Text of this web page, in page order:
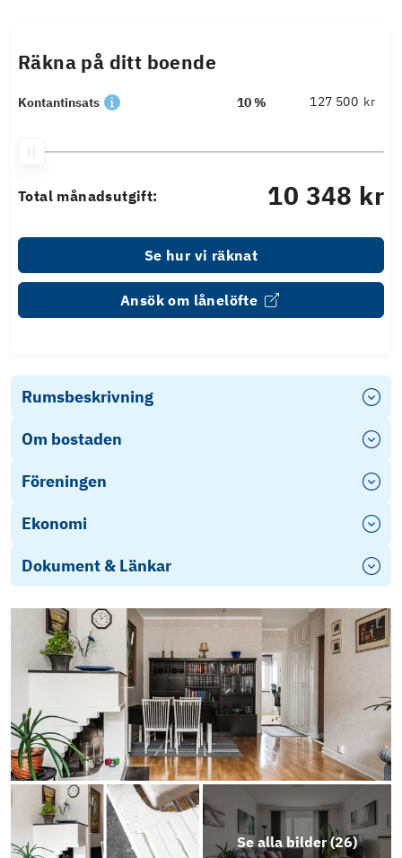
Räkna på ditt boende
Kontantinsats 10 % kr
Total månadsutgift: 10 348 kr
Se hur vi räknat
Ansök om lånelöfte
Rumsbeskrivning
Om bostaden
Föreningen
Ekonomi
Dokument & Länkar
Objektsbeskrivning
Se alla bilder (26)